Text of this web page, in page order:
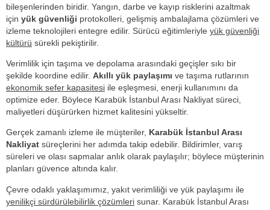
bileşenlerinden biridir. Yangın, darbe ve kayıp risklerini azaltmak
için yük güvenliği protokolleri, gelişmiş ambalajlama çözümleri ve
izleme teknolojileri entegre edilir. Sürücü eğitimleriyle yük güvenliği
kültürü sürekli pekiştirilir.
Verimlilik için taşıma ve depolama arasındaki geçişler sıkı bir
şekilde koordine edilir. Akıllı yük paylaşımı ve taşıma rutlarının
ekonomik sefer kapasitesi ile eşleşmesi, enerji kullanımını da
optimize eder. Böylece Karabük İstanbul Arası Nakliyat süreci,
maliyetleri düşürürken hizmet kalitesini yükseltir.
Gerçek zamanlı izleme ile müşteriler, Karabük İstanbul Arası
Nakliyat süreçlerini her adımda takip edebilir. Bildirimler, varış
süreleri ve olası sapmalar anlık olarak paylaşılır; böylece müşterinin
planları güvence altında kalır.
Çevre odaklı yaklaşımımız, yakıt verimliliği ve yük paylaşımı ile
yenilikçi sürdürülebilirlik çözümleri sunar. Karabük İstanbul Arası